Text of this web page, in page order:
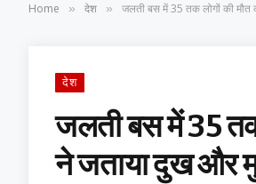
Home » देश » जलती बस में 35 तक लोगों की मौत
देश
जलती बस में 35 तक
ने जताया दुख और